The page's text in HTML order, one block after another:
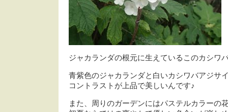
ジャカランダの根元に生えているこのカシワ
青紫色のジャカランダと白いカシワバアジサ
コントラストが上品で美しいんです♪
また、周りのガーデンにはパステルカラーの